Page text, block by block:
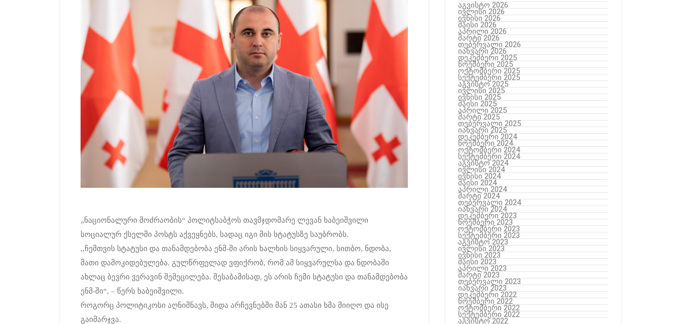
„ნაციონალური მოძრაობის“ პოლიტსაბჭოს თავმჯდომარე ლევან ხაბეიშვილი
სოციალურ ქსელში პოსტს აქვეყნებს, სადაც იგი მის სტატუსზე საუბრობს.
,,ჩემთვის სტატუსი და თანამდებობა ენმ-ში არის ხალხის სიყვარული, სითბო, ნდობა,
მათი დამოკიდებულება. გულწრფელად ვფიქრობ, რომ ამ სიყვარულსა და ნდობაში
ახლაც ბევრი ვერავინ შემეცილება. შესაბამისად, ეს არის ჩემი სტატუსი და თანამდებობა
ენმ-ში“, – წერს ხაბეიშვილი.
როგორც პოლიტიკოსი აღნიშნავს, შიდა არჩევნებში მან 25 ათასი ხმა მიიღო და ისე
გაიმარჯვა.
აგვისტო 2026
ივლისი 2026
ივნისი 2026
მაისი 2026
აპრილი 2026
მარტი 2026
თებერვალი 2026
იანვარი 2026
დეკემბერი 2025
ნოემბერი 2025
ოქტომბერი 2025
სექტემბერი 2025
აგვისტო 2025
ივლისი 2025
ივნისი 2025
მაისი 2025
აპრილი 2025
მარტი 2025
თებერვალი 2025
იანვარი 2025
დეკემბერი 2024
ნოემბერი 2024
ოქტომბერი 2024
სექტემბერი 2024
აგვისტო 2024
ივლისი 2024
ივნისი 2024
მაისი 2024
აპრილი 2024
მარტი 2024
თებერვალი 2024
იანვარი 2024
დეკემბერი 2023
ნოემბერი 2023
ოქტომბერი 2023
სექტემბერი 2023
აგვისტო 2023
ივლისი 2023
ივნისი 2023
მაისი 2023
აპრილი 2023
მარტი 2023
თებერვალი 2023
იანვარი 2023
დეკემბერი 2022
ნოემბერი 2022
ოქტომბერი 2022
სექტემბერი 2022
აგვისტო 2022